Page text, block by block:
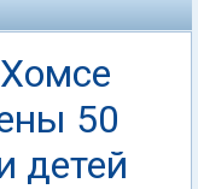
50
детей